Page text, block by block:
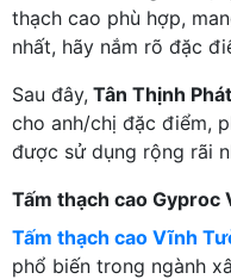
thạch cao phù hợp,
nhất, hãy nắm rõ đặc
Sau đây, Tân Thịnh
cho anh/chị đặc điểm,
được sử dụng rộng rãi
Tấm thạch cao Gyproc
Tấm thạch cao Vĩnh
phổ biến trong ngành